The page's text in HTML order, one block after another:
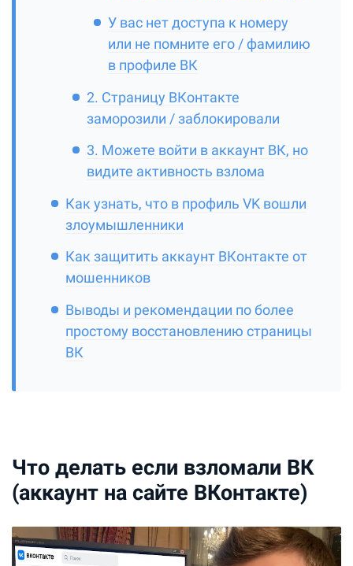
У вас нет доступа к номеру
или не помните его / фамилию
в профиле ВК
2. Страницу ВКонтакте
заморозили / заблокировали
3. Можете войти в аккаунт ВК, но
видите активность взлома
Как узнать, что в профиль VK вошли
злоумышленники
Как защитить аккаунт ВКонтакте от
мошенников
Выводы и рекомендации по более
простому восстановлению страницы
ВК
Что делать если взломали ВК
(аккаунт на сайте ВКонтакте)